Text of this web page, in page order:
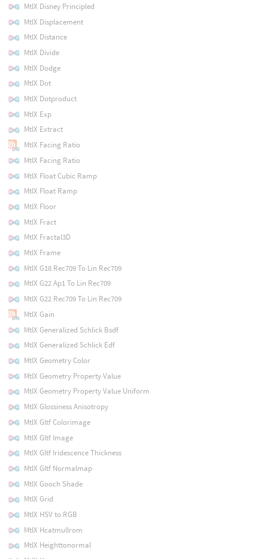
MtlX Disney Principled
MtlX Displacement
MtlX Distance
MtlX Divide
MtlX Dodge
MtlX Dot
MtlX Dotproduct
MtlX Exp
MtlX Extract
MtlX Facing Ratio
MtlX Facing Ratio
MtlX Float Cubic Ramp
MtlX Float Ramp
MtlX Floor
MtlX Fract
MtlX Fractal3D
MtlX Frame
MtlX G18 Rec709 To Lin Rec709
MtlX G22 Ap1 To Lin Rec709
MtlX G22 Rec709 To Lin Rec709
MtlX Gain
MtlX Generalized Schlick Bsdf
MtlX Generalized Schlick Edf
MtlX Geometry Color
MtlX Geometry Property Value
MtlX Geometry Property Value Uniform
MtlX Glossiness Anisotropy
MtlX Gltf Colorimage
MtlX Gltf Image
MtlX Gltf Iridescence Thickness
MtlX Gltf Normalmap
MtlX Gooch Shade
MtlX Grid
MtlX HSV to RGB
MtlX Hcatmullrom
MtlX Heighttonormal